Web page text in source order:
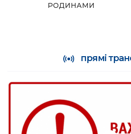
РОДИНАМИ
прямі